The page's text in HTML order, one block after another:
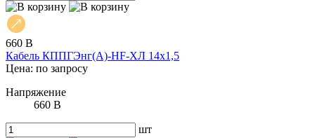
660 В
Кабель КППГЭнг(А)-HF-ХЛ 14х1,5
Цена: по запросу
Напряжение
660 В
шт